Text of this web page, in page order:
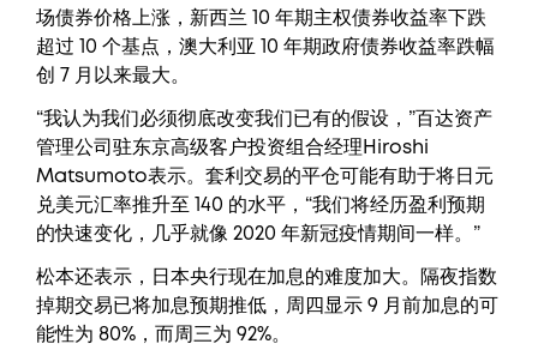
场债券价格上涨，新西兰 10 年期主权债券收益率下跌
超过 10 个基点，澳大利亚 10 年期政府债券收益率跌幅
创 7 月以来最大。
“我认为我们必须彻底改变我们已有的假设，”百达资产
管理公司驻东京高级客户投资组合经理Hiroshi
Matsumoto表示。套利交易的平仓可能有助于将日元
兑美元汇率推升至 140 的水平，“我们将经历盈利预期
的快速变化，几乎就像 2020 年新冠疫情期间一样。”
松本还表示，日本央行现在加息的难度加大。隔夜指数
掉期交易已将加息预期推低，周四显示 9 月前加息的可
能性为 80%，而周三为 92%。